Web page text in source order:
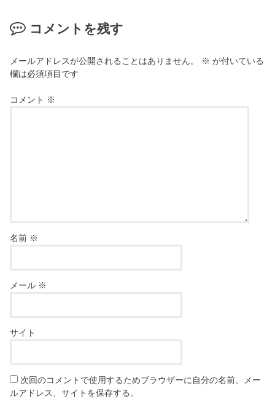
コメントを残す
メールアドレスが公開されることはありません。 ※ が付いている
欄は必須項目です
コメント ※
名前 ※
メール ※
サイト
次回のコメントで使用するためブラウザーに自分の名前、メー
ルアドレス、サイトを保存する。